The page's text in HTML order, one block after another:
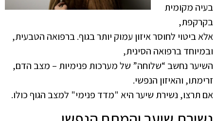
בעיה מקומית
בקרקפת,
אלא ביטוי לחוסר איזון עמוק יותר בגוף. ברפואה הטבעית,
ובמיוחד ברפואה הסינית,
השיער נחשב “שלוחה” של מערכות פנימיות – מצב הדם,
זרימתו, והאיזון הנפשי.
אם תרצו, נשירת שיער היא "מדד פנימי" למצב הגוף כולו.